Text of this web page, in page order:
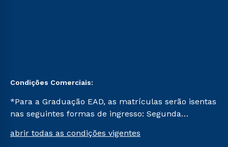
Condições Comerciais:
*Para a Graduação EAD, as matrículas serão isentas
nas seguintes formas de ingresso: Segunda
Já para as demais, a taxa de matrícula será de R$
abrir todas as condições vigentes